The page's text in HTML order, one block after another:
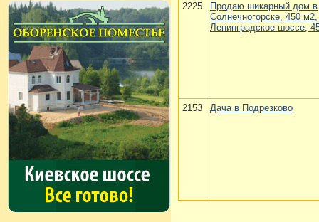
2225
Продаю шикарный дом в
Солнечногорске, 450
Ленинградское шоссе,
2153 Дача в Подрезково